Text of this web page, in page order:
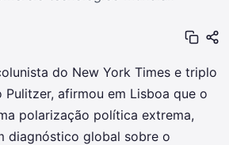
do New York Times e triplo
afirmou em Lisboa que o
polarização política extrema,
diagnóstico global sobre o